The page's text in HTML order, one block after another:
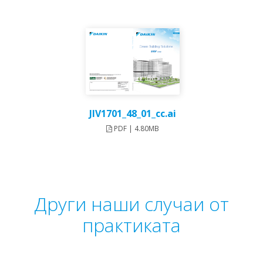
JIV1701_48_01_cc.ai
PDF | 4.80MB
Други наши случаи от
практиката